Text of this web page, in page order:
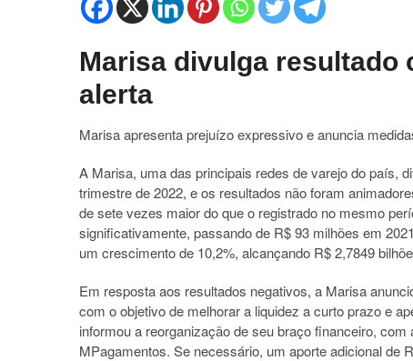
Marisa divulga resultado
alerta
Marisa apresenta prejuízo expressivo e anuncia
A Marisa, uma das principais redes de varejo do país,
trimestre de 2022, e os resultados não foram
de sete vezes maior do que o registrado no mesmo
significativamente, passando de R$ 93 milhões em
um crescimento de 10,2%, alcançando R$ 2,7849
Em resposta aos resultados negativos, a Marisa
com o objetivo de melhorar a liquidez a curto prazo e
informou a reorganização de seu braço financeiro,
MPagamentos. Se necessário, um aporte adicional de